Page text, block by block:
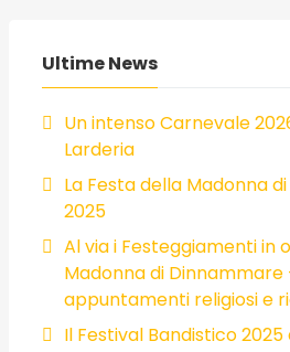
Ultime News
Un intenso Carnevale
Larderia
La Festa della Madonna
2025
Al via i Festeggiamenti in
Madonna di Dinnammare
appuntamenti religiosi e
Il Festival Bandistico